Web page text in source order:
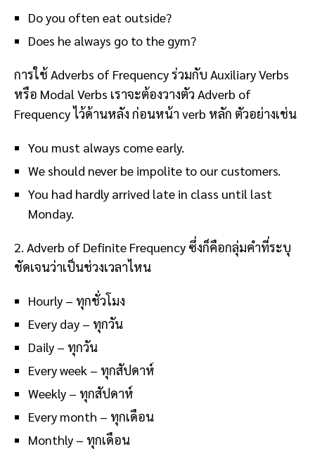
Do you often eat outside?
Does he always go to the gym?
การใช้ Adverbs of Frequency ร่วมกับ Auxiliary Verbs
หรือ Modal Verbs เราจะต้องวางตัว Adverb of
Frequency ไว้ด้านหลัง ก่อนหน้า verb หลัก ตัวอย่างเช่น
You must always come early.
We should never be impolite to our customers.
You had hardly arrived late in class until last
Monday.
2. Adverb of Definite Frequency ซึ่งก็คือกลุ่มคำที่ระบุ
ชัดเจนว่าเป็นช่วงเวลาไหน
Hourly – ทุกชั่วโมง
Every day – ทุกวัน
Daily – ทุกวัน
Every week – ทุกสัปดาห์
Weekly – ทุกสัปดาห์
Every month – ทุกเดือน
Monthly – ทุกเดือน